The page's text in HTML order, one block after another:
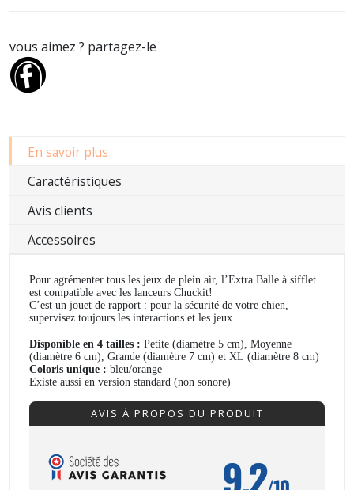
vous aimez ? partagez-le
En savoir plus
Caractéristiques
Avis clients
Accessoires
Pour agrémenter tous les jeux de plein air, l’Extra Balle à sifflet
est compatible avec les lanceurs Chuckit!
C’est un jouet de rapport : pour la sécurité de votre chien,
supervisez toujours les interactions et les jeux.
Disponible en 4 tailles : Petite (diamètre 5 cm), Moyenne
(diamètre 6 cm), Grande (diamètre 7 cm) et XL (diamètre 8 cm)
Coloris unique : bleu/orange
Existe aussi en version standard (non sonore)
AVIS À PROPOS DU PRODUIT
9.2